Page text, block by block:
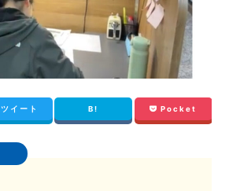
ツイート B! Pocket